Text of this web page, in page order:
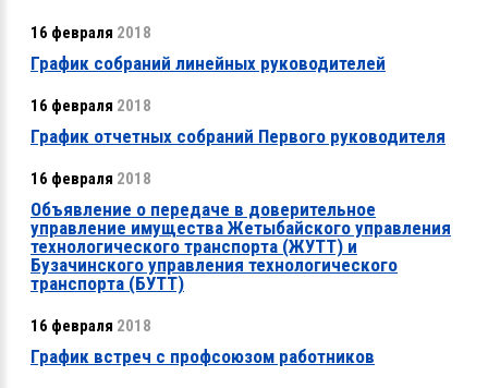
16 февраля 2018
График собраний линейных руководителей
16 февраля 2018
График отчетных собраний Первого руководителя
16 февраля 2018
Объявление о передаче в доверительное
управление имущества Жетыбайского управления
технологического транспорта (ЖУТТ) и
Бузачинского управления технологического
транспорта (БУТТ)
16 февраля 2018
График встреч с профсоюзом работников